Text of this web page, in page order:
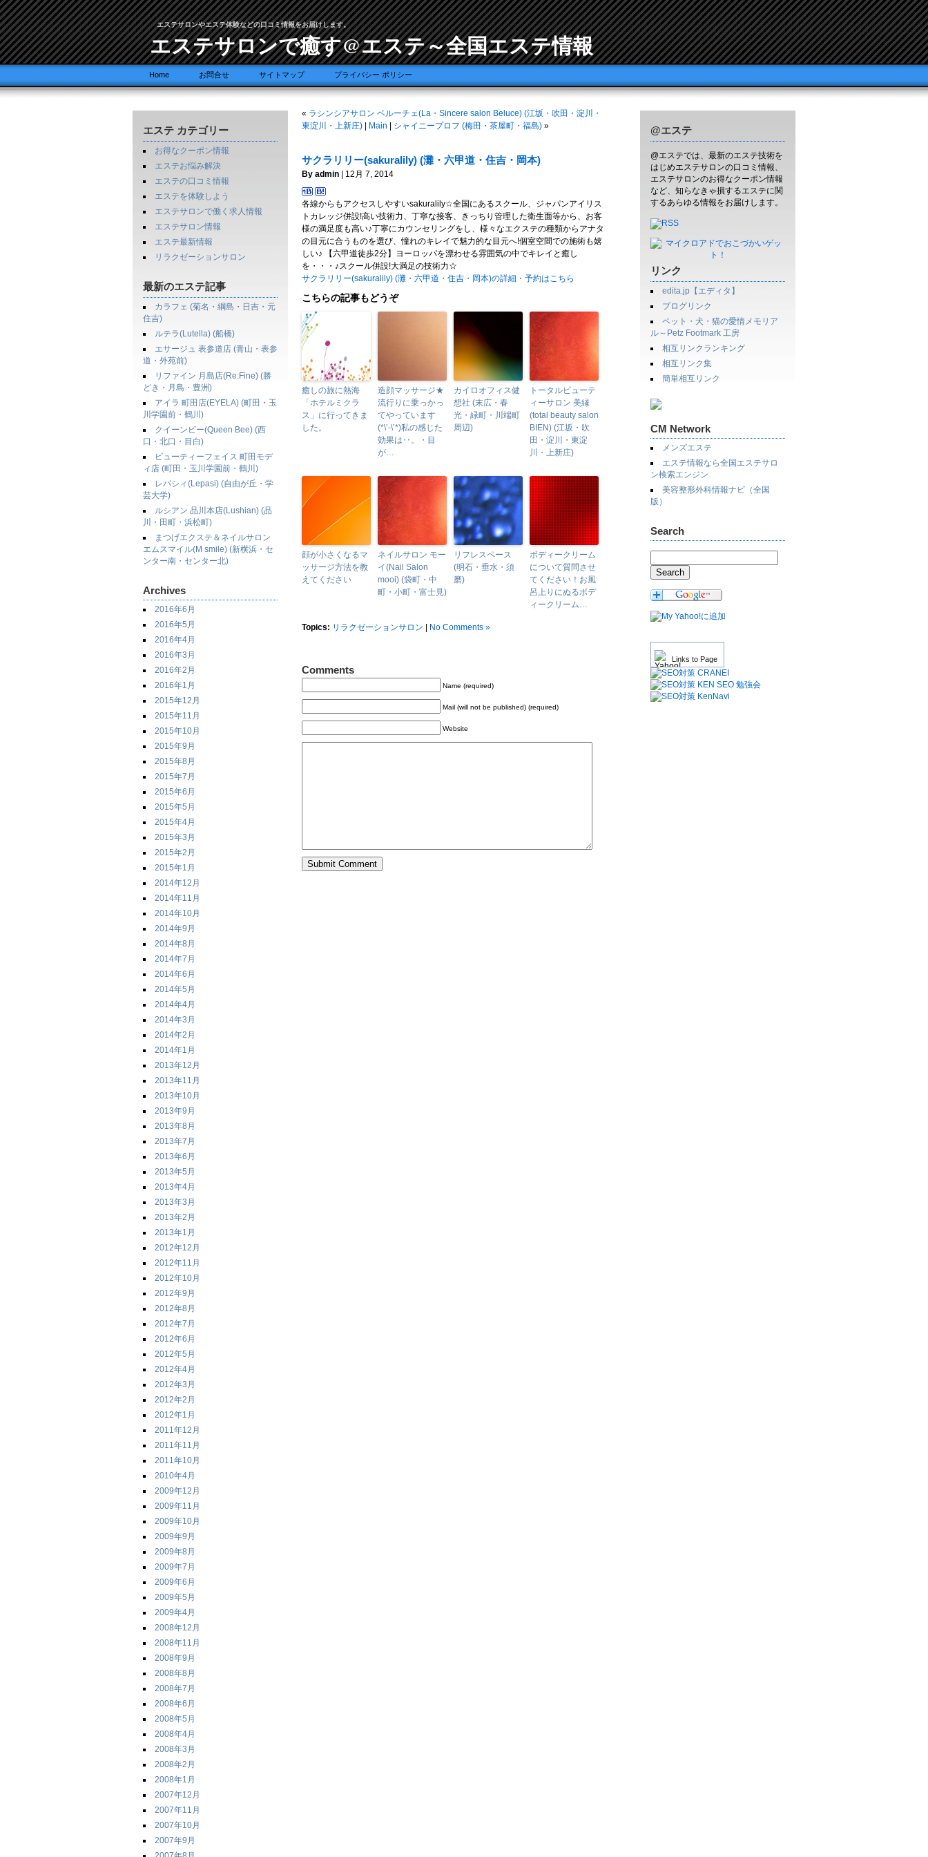
エステサロンやエステ体験などの口コミ情報をお届けします。
エステサロンで癒す@エステ～全国エステ情報
Home お問合せ サイトマップ プライバシー ポリシー
エステ カテゴリー
お得なクーポン情報
エステお悩み解決
エステの口コミ情報
エステを体験しよう
エステサロンで働く求人情報
エステサロン情報
エステ最新情報
リラクゼーションサロン
最新のエステ記事
カラフェ (菊名・綱島・日吉・元
住吉)
ルテラ(Lutella) (船橋)
エサージュ 表参道店 (青山・表参
道・外苑前)
リファイン 月島店(Re:Fine) (勝
どき・月島・豊洲)
アイラ 町田店(EYELA) (町田・玉
川学園前・鶴川)
クイーンビー(Queen Bee) (西
口・北口・目白)
ビューティーフェイス 町田モデ
ィ店 (町田・玉川学園前・鶴川)
レパシィ(Lepasi) (自由が丘・学
芸大学)
ルシアン 品川本店(Lushian) (品
川・田町・浜松町)
まつげエクステ＆ネイルサロン
エムスマイル(M smile) (新横浜・セ
ンター南・センター北)
Archives
2016年6月
2016年5月
2016年4月
2016年3月
2016年2月
2016年1月
2015年12月
2015年11月
2015年10月
2015年9月
2015年8月
2015年7月
2015年6月
2015年5月
2015年4月
2015年3月
2015年2月
2015年1月
2014年12月
2014年11月
2014年10月
2014年9月
2014年8月
2014年7月
2014年6月
2014年5月
2014年4月
2014年3月
2014年2月
2014年1月
2013年12月
2013年11月
2013年10月
2013年9月
2013年8月
2013年7月
2013年6月
2013年5月
2013年4月
2013年3月
2013年2月
2013年1月
2012年12月
2012年11月
2012年10月
2012年9月
2012年8月
2012年7月
2012年6月
2012年5月
2012年4月
2012年3月
2012年2月
2012年1月
2011年12月
2011年11月
2011年10月
2010年4月
2009年12月
2009年11月
2009年10月
2009年9月
2009年8月
2009年7月
2009年6月
2009年5月
2009年4月
2008年12月
2008年11月
2008年9月
2008年8月
2008年7月
2008年6月
2008年5月
2008年4月
2008年3月
2008年2月
2008年1月
2007年12月
2007年11月
2007年10月
2007年9月
@エステ
@エステでは、最新のエステ技術を
はじめエステサロンの口コミ情報、
エステサロンのお得なクーポン情報
など、知らなきゃ損するエステに関
するあらゆる情報をお届けします。
リンク
edita.jp【エディタ】
ブログリンク
ペット・犬・猫の愛情メモリア
ル～Petz Footmark 工房
相互リンクランキング
相互リンク集
簡単相互リンク
CM Network
メンズエステ
エステ情報なら全国エステサロ
ン検索エンジン
美容整形外科情報ナビ（全国
版）
Search
Links to Page
« ラシンシアサロン ベルーチェ(La・Sincere salon Beluce) (江坂・吹田・淀川・
東淀川・上新庄)
Main シャイニープロフ (梅田・茶屋町・福島) »
サクラリリー(sakuralily) (灘・六甲道・住吉・岡本)
By admin | 12月 7, 2014
各線からもアクセスしやすいsakuralily☆全国にあるスクール、ジャパンアイリス
トカレッジ併設!高い技術力、丁寧な接客、きっちり管理した衛生面等から、お客
様の満足度も高い♪丁寧にカウンセリングをし、様々なエクステの種類からアナタ
の目元に合うものを選び、憧れのキレイで魅力的な目元へ!個室空間での施術も嬉
しい♪ 【六甲道徒歩2分】ヨーロッパを漂わせる雰囲気の中でキレイと癒し
を・・・♪スクール併設!大満足の技術力☆
サクラリリー(sakuralily) (灘・六甲道・住吉・岡本)の詳細・予約はこちら
こちらの記事もどうぞ
癒しの旅に熱海
「ホテルミクラ
ス」に行ってきま
した。
造顔マッサージ★
流行りに乗っかっ
てやっています
(*\’-\’*)私の感じた
効果は‥。・目
が…
カイロオフィス健
想社 (末広・春
光・緑町・川端町
周辺)
トータルビューテ
ィーサロン 美縁
(total beauty salon
BIEN) (江坂・吹
田・淀川・東淀
川・上新庄)
顔が小さくなるマ
ッサージ方法を教
えてください
ネイルサロン モー
イ(Nail Salon
mooi) (袋町・中
町・小町・富士見)
リフレスペース
(明石・垂水・須
磨)
ボディークリーム
について質問させ
てください！お風
呂上りにぬるボデ
ィークリーム…
Topics: リラクゼーションサロン No Comments »
Comments
Name (required)
Mail (will not be published) (required)
Website